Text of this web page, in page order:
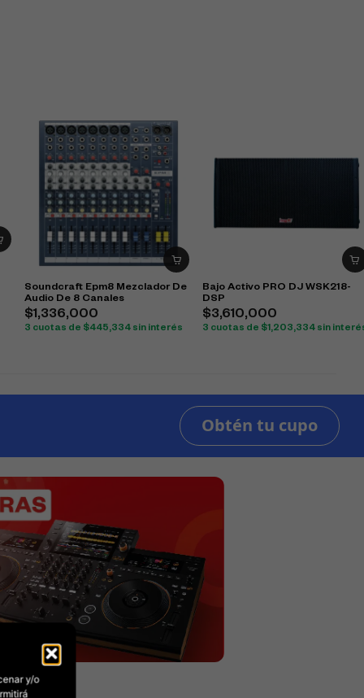
y/o
Soundcraft Epm8 Mezclador De
Audio De 8 Canales
$1,336,000
3 cuotas de $445,334 sin interés
Bajo Activo PRO DJ WSK218-
DSP
$3,610,000
3 cuotas de $1,203,334 sin